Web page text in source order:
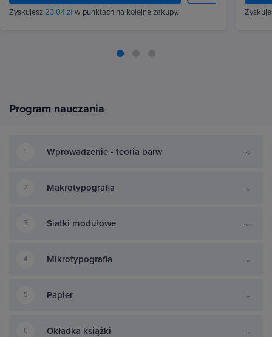
Zyskujesz23.04 złw punktach na kolejne zakupy.
Program nauczania
1 Wprowadzenie - teoria barw
2 Makrotypografia
3 Siatki modułowe
4 Mikrotypografia
5 Papier
6 Okładka książki